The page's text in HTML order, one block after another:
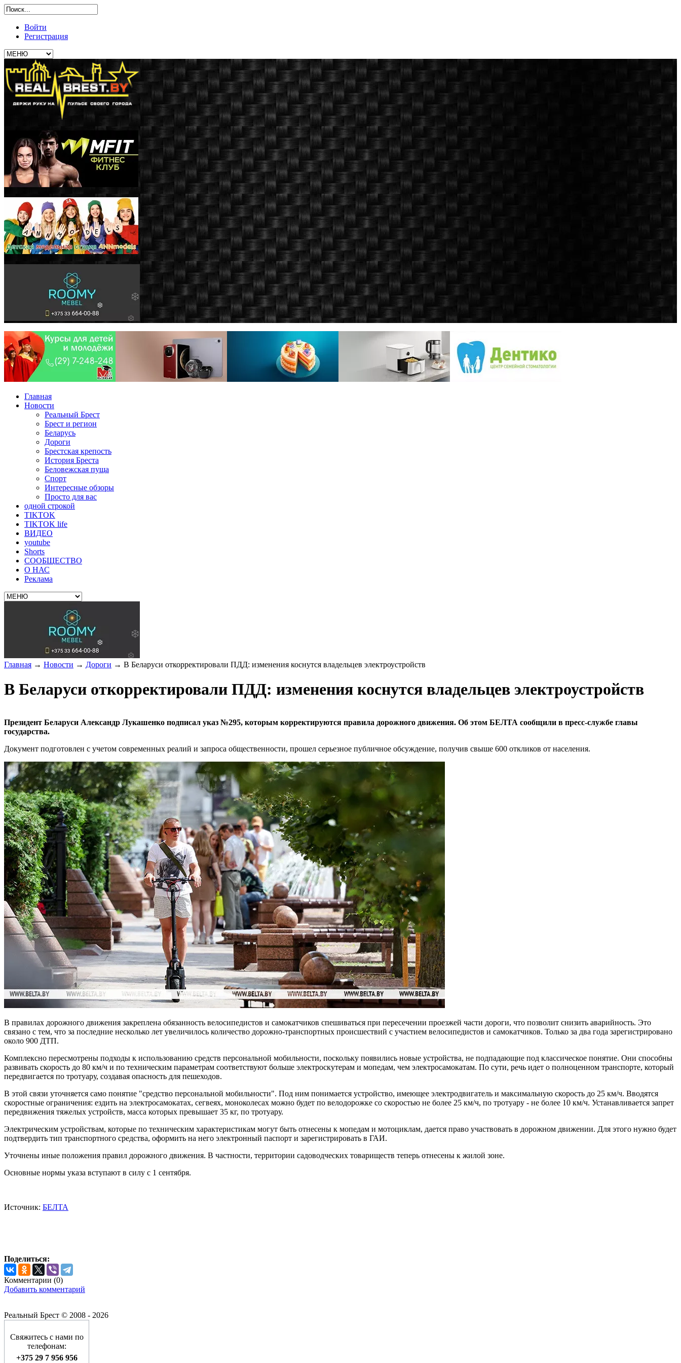
Войти
Регистрация
Главная
Новости
Реальный Брест
Брест и регион
Беларусь
Дороги
Брестская крепость
История Бреста
Беловежская пуща
Спорт
Интересные обзоры
Просто для вас
одной строкой
TIKTOK
TIKTOK life
ВИДЕО
youtube
Shorts
СООБЩЕСТВО
О НАС
Реклама
Главная → Новости → Дороги → В Беларуси откорректировали ПДД: изменения коснутся владельцев электроустройств
В Беларуси откорректировали ПДД: изменения коснутся владельцев электроустройств
Президент Беларуси Александр Лукашенко подписал указ №295, которым корректируются правила дорожного движения. Об этом БЕЛТА сообщили в пресс-службе главы
государства.
Документ подготовлен с учетом современных реалий и запроса общественности, прошел серьезное публичное обсуждение, получив свыше 600 откликов от населения.
В правилах дорожного движения закреплена обязанность велосипедистов и самокатчиков спешиваться при пересечении проезжей части дороги, что позволит снизить аварийность. Это
связано с тем, что за последние несколько лет увеличилось количество дорожно-транспортных происшествий с участием велосипедистов и самокатчиков. Только за два года зарегистрировано
около 900 ДТП.
Комплексно пересмотрены подходы к использованию средств персональной мобильности, поскольку появились новые устройства, не подпадающие под классическое понятие. Они способны
развивать скорость до 80 км/ч и по техническим параметрам соответствуют больше электроскутерам и мопедам, чем электросамокатам. По сути, речь идет о полноценном транспорте, который
передвигается по тротуару, создавая опасность для пешеходов.
В этой связи уточняется само понятие "средство персональной мобильности". Под ним понимается устройство, имеющее электродвигатель и максимальную скорость до 25 км/ч. Вводятся
скоростные ограничения: ездить на электросамокатах, сегвеях, моноколесах можно будет по велодорожке со скоростью не более 25 км/ч, по тротуару - не более 10 км/ч. Устанавливается запрет
передвижения тяжелых устройств, масса которых превышает 35 кг, по тротуару.
Электрическим устройствам, которые по техническим характеристикам могут быть отнесены к мопедам и мотоциклам, дается право участвовать в дорожном движении. Для этого нужно будет
подтвердить тип транспортного средства, оформить на него электронный паспорт и зарегистрировать в ГАИ.
Уточнены иные положения правил дорожного движения. В частности, территории садоводческих товариществ теперь отнесены к жилой зоне.
Основные нормы указа вступают в силу с 1 сентября.
Источник: БЕЛТА
Поделиться:
Комментарии (0)
Добавить комментарий
Реальный Брест © 2008 - 2026
Свяжитесь с нами по
телефонам:
+375 29 7 956 956